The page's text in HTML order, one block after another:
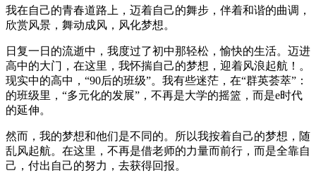
我在自己的青春道路上，迈着自己的舞步，伴着和谐的曲调，
欣赏风景，舞动成风，风化梦想。
日复一日的流逝中，我度过了初中那轻松，愉快的生活。迈进
高中的大门，在这里，我怀揣自己的梦想，迎着风浪起航！。
现实中的高中，“90后的班级”。我有些迷茫，在“群英荟萃”：
的班级里，“多元化的发展”，不再是大学的摇篮，而是e时代
的延伸。
然而，我的梦想和他们是不同的。所以我按着自己的梦想，随
乱风起航。在这里，不再是借老师的力量而前行，而是全靠自
己，付出自己的努力，去获得回报。